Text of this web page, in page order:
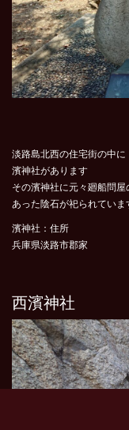
淡路島北西の住宅街の中に
濱神社があります
その濱神社に元々廻船問屋
あった陰石が祀られていま
濱神社：住所
兵庫県淡路市郡家
西濱神社